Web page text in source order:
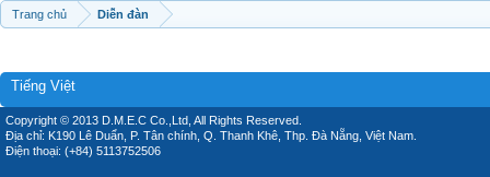
Trang chủ Diễn đàn
Tiếng Việt
Copyright © 2013 D.M.E.C Co.,Ltd, All Rights Reserved.
Địa chỉ: K190 Lê Duẩn, P. Tân chính, Q. Thanh Khê, Thp. Đà Nẵng, Việt Nam.
Điện thoại: (+84) 5113752506